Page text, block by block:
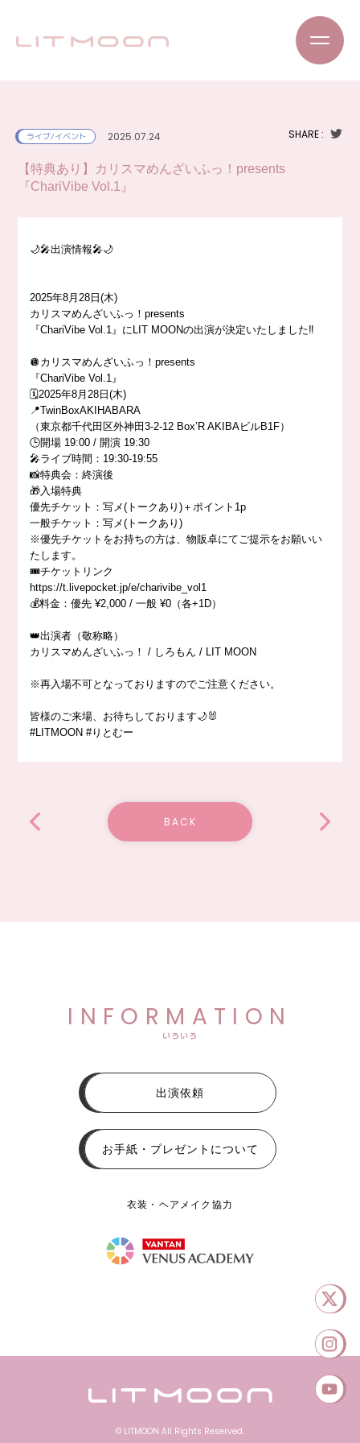
ライブ/イベント 2025.07.24 SHARE :
【特典あり】カリスマめんざいふっ！presents
『ChariVibe Vol.1』
🌙🎤出演情報🎤🌙
2025年8月28日(木)
カリスマめんざいふっ！presents
『ChariVibe Vol.1』にLIT MOONの出演が決定いたしました‼️
🪩 カリスマめんざいふっ！presents
『ChariVibe Vol.1』
🗓️2025年8月28日(木)
📍TwinBoxAKIHABARA
（東京都千代田区外神田3-2-12 Box’R AKIBAビルB1F）
🕒開場 19:00 / 開演 19:30
🎤ライブ時間：19:30-19:55
📸特典会：終演後
🎁入場特典
優先チケット：写メ(トークあり)＋ポイント1p
一般チケット：写メ(トークあり)
※優先チケットをお持ちの方は、物販卓にてご提示をお願いい
たします。
🎟️チケットリンク
https://t.livepocket.jp/e/charivibe_vol1
💰料金：優先 ¥2,000 / 一般 ¥0（各+1D）
👑出演者（敬称略）
カリスマめんざいふっ！ / しろもん / LIT MOON
※再入場不可となっておりますのでご注意ください。
皆様のご来場、お待ちしております🌙🐰
#LITMOON #りとむー
BACK
INFORMATION
いろいろ
出演依頼
お手紙・プレゼントについて
衣装・ヘアメイク協力
© LITMOON All Rights Reserved.